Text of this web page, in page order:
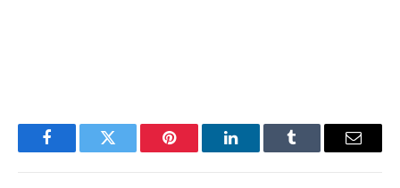
FacebookTwitter Pinterest LinkedInTumblr Email